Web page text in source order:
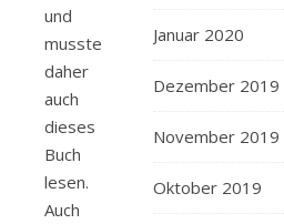
und
musste
daher
auch
dieses
Buch
lesen.
Auch
Januar 2020
Dezember 2019
November 2019
Oktober 2019